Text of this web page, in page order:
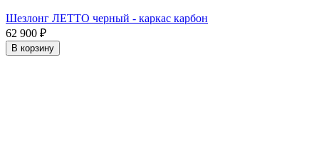
Шезлонг ЛЕТТО черный - каркас карбон
62 900 ₽
В корзину